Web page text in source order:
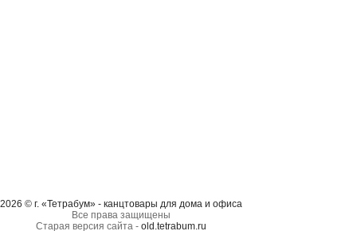
2026 © г. «Тетрабум» - канцтовары для дома и офиса
Все права защищены
Старая версия сайта - old.tetrabum.ru